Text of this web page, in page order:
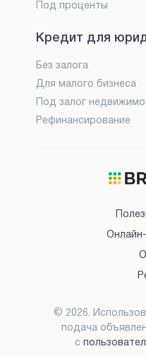
Под проценты
Кредит для
Без залога
Для малого бизнеса
Под залог
Рефинансирование
© 2026.
подача
с